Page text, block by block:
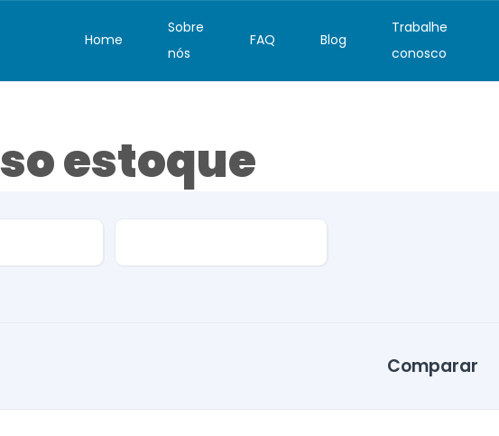
Home
Sobre
nós
FAQ Blog
Trabalhe
conosco
estoque
Comparar